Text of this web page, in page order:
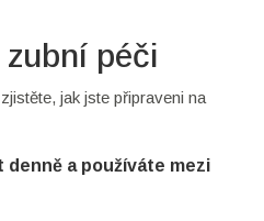
péči
jak jste připraveni na
a používáte mezi